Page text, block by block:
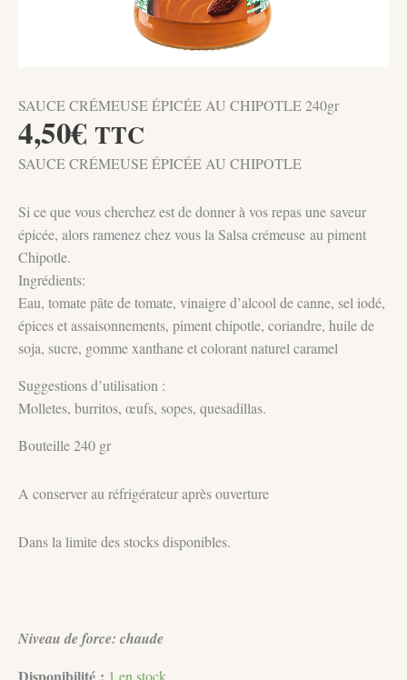
SAUCE CRÉMEUSE ÉPICÉE AU CHIPOTLE 240gr
4,50€ TTC
SAUCE CRÉMEUSE ÉPICÉE AU CHIPOTLE
Si ce que vous cherchez est de donner à vos repas une saveur
épicée, alors ramenez chez vous la Salsa crémeuse au piment
Chipotle.
Ingrédients:
Eau, tomate pâte de tomate, vinaigre d’alcool de canne, sel iodé,
épices et assaisonnements, piment chipotle, coriandre, huile de
soja, sucre, gomme xanthane et colorant naturel caramel
Suggestions d’utilisation :
Molletes, burritos, œufs, sopes, quesadillas.
Bouteille 240 gr
A conserver au réfrigérateur après ouverture
Dans la limite des stocks disponibles.
Niveau de force: chaude
Disponibilité : 1 en stock